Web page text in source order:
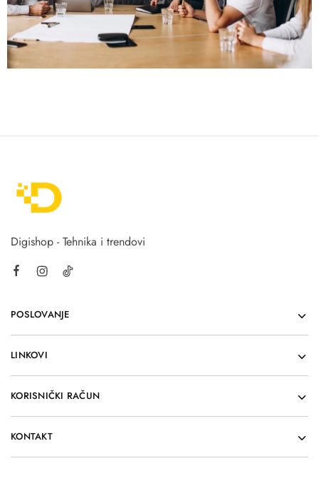
Digishop - Tehnika i trendovi
POSLOVANJE
LINKOVI
KORISNIČKI RAČUN
KONTAKT